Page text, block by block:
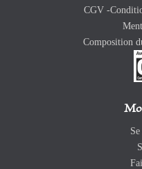
CGV -
Composition